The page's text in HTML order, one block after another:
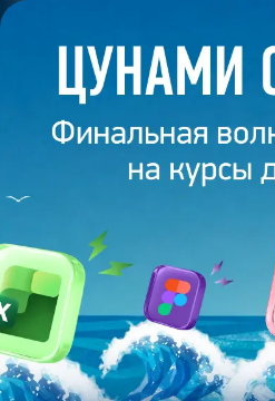
Главная /Банк слайдов /
студией Bonnie&Slide для
ПРЕЗЕНТАЦИЯ 32
СТУДИЕЙ
ПАВЛА ВОЛИ
Моё избранное